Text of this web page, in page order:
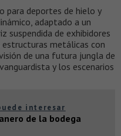
para deportes de hielo y
adaptado a un
suspendida de exhibidores
metálicas con
de una futura jungla de
y los escenarios
interesar
de la bodega